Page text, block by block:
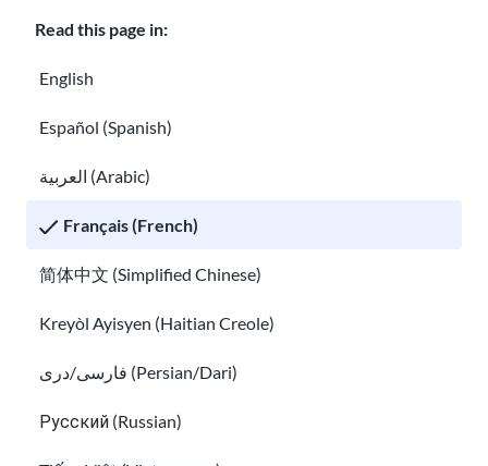
Read this page in:
English
Español (Spanish)
العربية (Arabic)
Français (French)
简体中文 (Simplified Chinese)
Kreyòl Ayisyen (Haitian Creole)
فارسی/دری (Persian/Dari)
Русский (Russian)
Informations sur les vaccins pour les immigrés
Informations sur les vaccins pour les
immigrés